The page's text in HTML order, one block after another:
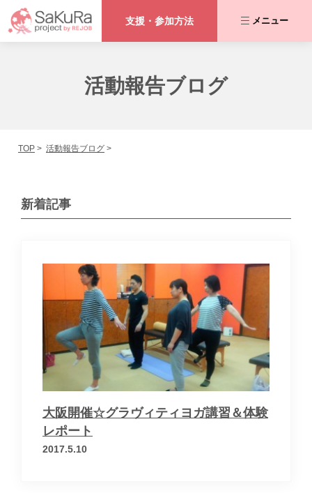
支援・参加方法 メニュー
活動内容
協力者の皆さま
支援・参加方法
お問い合わせ
運営会社
活動報告ブログ
TOP 活動報告ブログ
新着記事
大阪開催☆グラヴィティヨガ講習＆体験
レポート
2017.5.10